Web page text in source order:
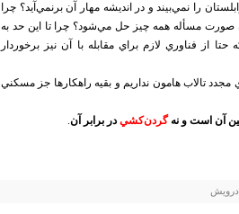
را نمي‌بيند و در انديشه مهار آن برنمي‌آيد؟ چرا
صورت مسأله همه چيز حل مي‌شود؟ چرا تا اين حد به
فناوري لازم براي مقابله با آن نيز برخوردار
تالاب هامون نداريم و بقيه راهكارها جز مسكني
آن است و نهگردن‌كشيدر برابر آن.